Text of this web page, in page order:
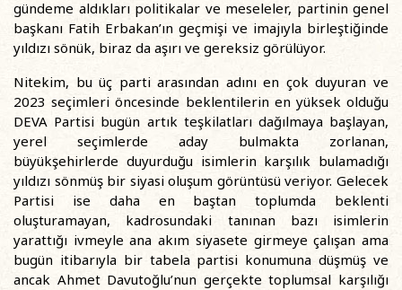
gündeme aldıkları politikalar ve meseleler, partinin genel
başkanı Fatih Erbakan’ın geçmişi ve imajıyla birleştiğinde
yıldızı sönük, biraz da aşırı ve gereksiz görülüyor.
Nitekim, bu üç parti arasından adını en çok duyuran ve
2023 seçimleri öncesinde beklentilerin en yüksek olduğu
DEVA Partisi bugün artık teşkilatları dağılmaya başlayan,
yerel seçimlerde aday bulmakta zorlanan,
büyükşehirlerde duyurduğu isimlerin karşılık bulamadığı
yıldızı sönmüş bir siyasi oluşum görüntüsü veriyor. Gelecek
Partisi ise daha en baştan toplumda beklenti
oluşturamayan, kadrosundaki tanınan bazı isimlerin
yarattığı ivmeyle ana akım siyasete girmeye çalışan ama
bugün itibarıyla bir tabela partisi konumuna düşmüş ve
ancak Ahmet Davutoğlu’nun gerçekte toplumsal karşılığı